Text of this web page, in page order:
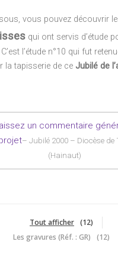
vous pouvez découvrir
qui ont servis d’étude
l’étude n°10 qui fut
la tapisserie de ce Jubilé de
un commentaire
– Jubilé 2000 – Diocèse de
(Hainaut)
Tout afficher
12
Les gravures (Réf. : GR)
12